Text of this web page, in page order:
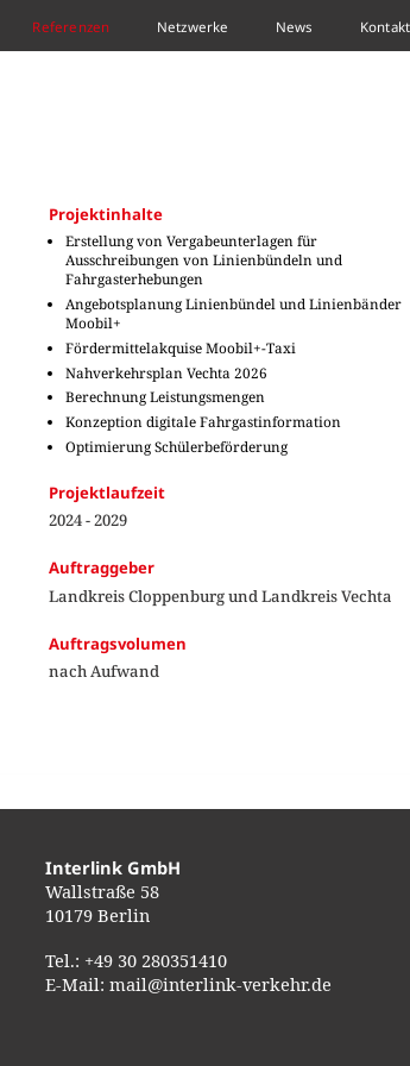
Referenzen Netzwerke News Kontakt
Projektinhalte
Erstellung von Vergabeunterlagen für
Ausschreibungen von Linienbündeln und
Fahrgasterhebungen
Angebotsplanung Linienbündel und Linienbänder
Moobil+
Fördermittelakquise Moobil+-Taxi
Nahverkehrsplan Vechta 2026
Berechnung Leistungsmengen
Konzeption digitale Fahrgastinformation
Optimierung Schülerbeförderung
Projektlaufzeit
2024 - 2029
Auftraggeber
Landkreis Cloppenburg und Landkreis Vechta
Auftragsvolumen
nach Aufwand
Interlink GmbH
Wallstraße 58
10179 Berlin
Tel.: +49 30 280351410
E-Mail:mail@interlink-verkehr.de